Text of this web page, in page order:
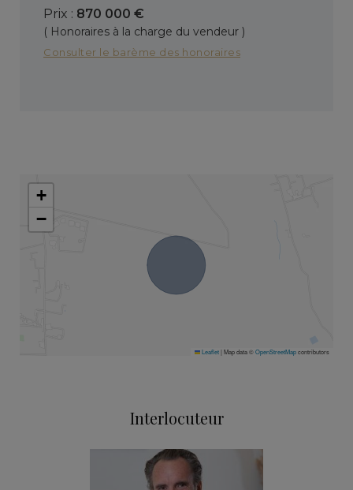
Prix : 870 000 €
( Honoraires à la charge du vendeur )
Consulter le barème des honoraires
+
−
Leaflet| Map data ©OpenStreetMapcontributors
Interlocuteur